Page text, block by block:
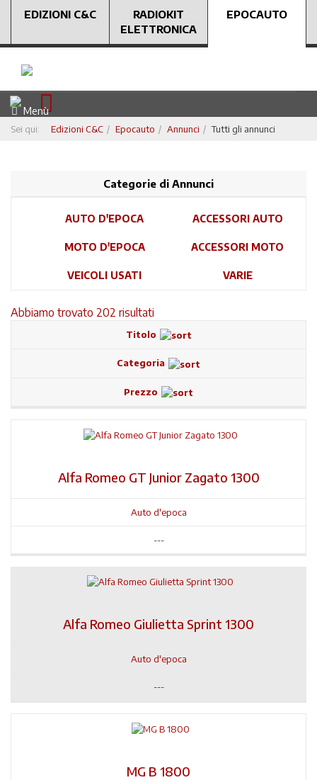
EDIZIONI C&C
RADIOKIT
ELETTRONICA
EPOCAUTO
Menù
Sei qui: Edizioni C&C Epocauto Annunci Tutti gli annunci
Categorie di Annunci
AUTO D'EPOCA ACCESSORI AUTO
MOTO D'EPOCA ACCESSORI MOTO
VEICOLI USATI VARIE
Abbiamo trovato 202 risultati
Titolo
Categoria
Prezzo
Alfa Romeo GT Junior Zagato 1300
Auto d'epoca
---
Alfa Romeo Giulietta Sprint 1300
Auto d'epoca
---
MG B 1800